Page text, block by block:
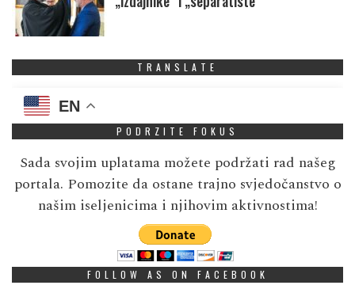
TRANSLATE
EN
PODRZITE FOKUS
Sada svojim uplatama možete podržati rad našeg
portala. Pomozite da ostane trajno svjedočanstvo o
našim iseljenicima i njihovim aktivnostima!
FOLLOW AS ON FACEBOOK